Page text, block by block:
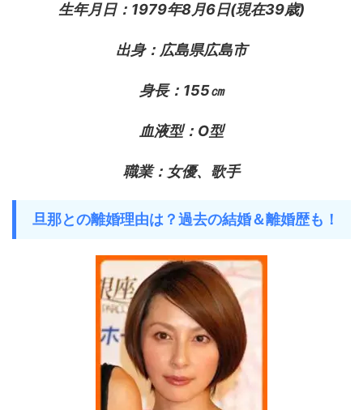
生年月日：1979年8月6日(現在39歳)
出身：広島県広島市
身長：155㎝
血液型：O型
職業：女優、歌手
旦那との離婚理由は？過去の結婚＆離婚歴も！